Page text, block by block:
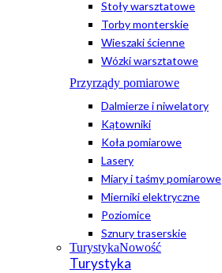
Stoły warsztatowe
Torby monterskie
Wieszaki ścienne
Wózki warsztatowe
Przyrządy pomiarowe
Dalmierze i niwelatory
Kątowniki
Koła pomiarowe
Lasery
Miary i taśmy pomiarowe
Mierniki elektryczne
Poziomice
Sznury traserskie
TurystykaNowość
Turystyka